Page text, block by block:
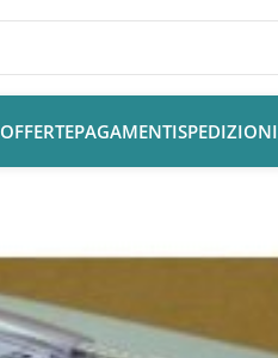
OFFERTEPAGAMENTISPEDIZIONI